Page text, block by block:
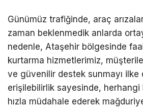
Günümüz trafiğinde, araç
zaman beklenmedik anlarda
nedenle, Ataşehir bölgesinde
kurtarma hizmetlerimiz,
ve güvenilir destek sunmayı ilke
erişilebilirlik sayesinde, herhangi
hızla müdahale ederek